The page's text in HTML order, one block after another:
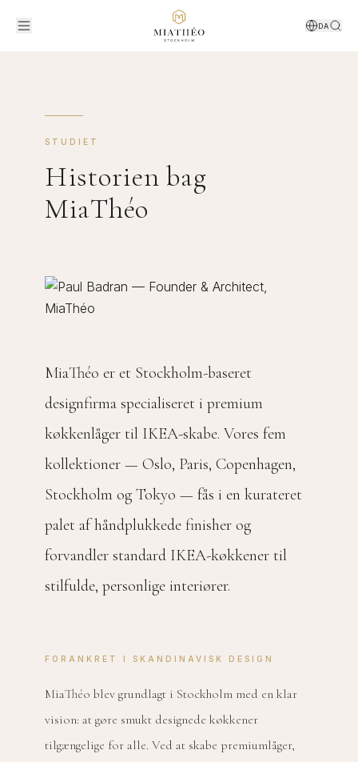
DA
STUDIET
Historien bag
MiaThéo
MiaThéo er et Stockholm-baseret
designfirma specialiseret i premium
køkkenlåger til IKEA-skabe. Vores fem
kollektioner — Oslo, Paris, Copenhagen,
Stockholm og Tokyo — fås i en kurateret
palet af håndplukkede finisher og
forvandler standard IKEA-køkkener til
stilfulde, personlige interiører.
FORANKRET I SKANDINAVISK DESIGN
MiaThéo blev grundlagt i Stockholm med en klar
vision: at gøre smukt designede køkkener
tilgængelige for alle. Ved at skabe premiumlåger,